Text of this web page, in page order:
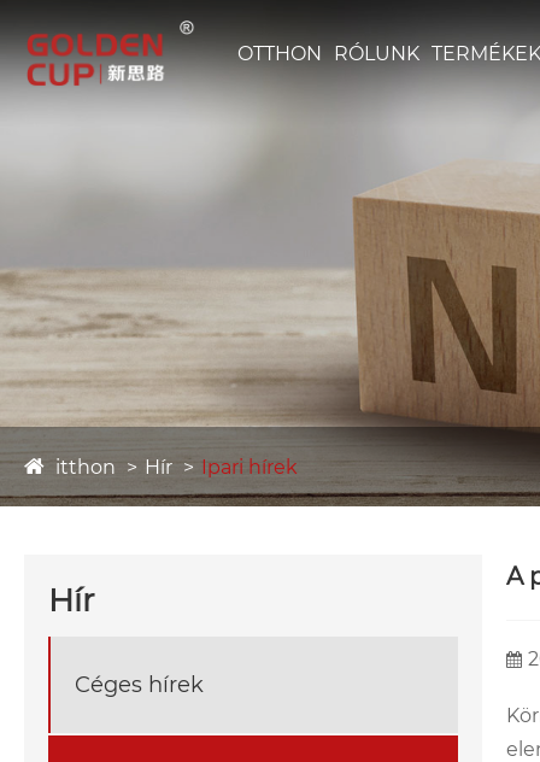
OTTHON RÓLUNK TERMÉKEK
itthon Hír Ipari hírek
Hír
Céges hírek
A